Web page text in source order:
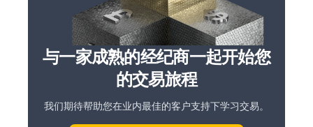
与一家成熟的经纪商一起开始您
的交易旅程
我们期待帮助您在业内最佳的客户支持下学习交易。